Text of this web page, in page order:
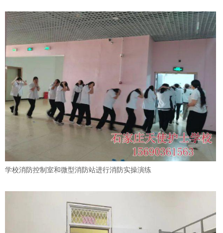
学校消防控制室和微型消防站进行消防实操演练